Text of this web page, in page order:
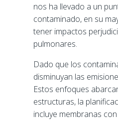
nos ha llevado a un
contaminado, en su
tener impactos
pulmonares.
Dado que los
disminuyan las
Estos enfoques
estructuras, la
incluye membranas